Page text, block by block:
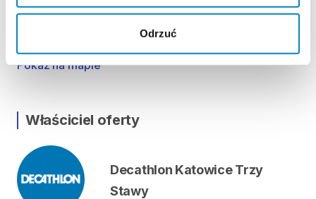
Odrzuć
Lokalizacja
Alpejska 5, 40-507 Katowice, Polska
Pokaż na mapie
Właściciel oferty
Decathlon Katowice Trzy
Stawy